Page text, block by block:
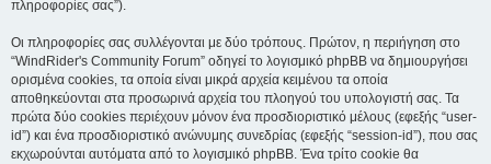
πληροφορίες σας”).
Οι πληροφορίες σας συλλέγονται με δύο τρόπους. Πρώτον, η περιήγηση στο
“WindRider's Community Forum” οδηγεί το λογισμικό phpBB να δημιουργήσει
ορισμένα cookies, τα οποία είναι μικρά αρχεία κειμένου τα οποία
αποθηκεύονται στα προσωρινά αρχεία του πλοηγού του υπολογιστή σας. Τα
πρώτα δύο cookies περιέχουν μόνον ένα προσδιοριστικό μέλους (εφεξής “user-
id”) και ένα προσδιοριστικό ανώνυμης συνεδρίας (εφεξής “session-id”), που σας
εκχωρούνται αυτόματα από το λογισμικό phpBB. Ένα τρίτο cookie θα